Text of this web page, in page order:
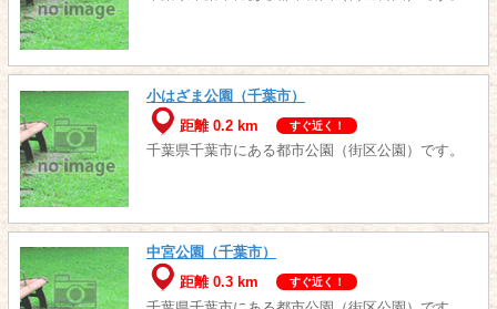
小はざま公園（千葉市）
距離 0.2 km
すぐ近く！
千葉県千葉市にある都市公園（街区公園）です。
中宮公園（千葉市）
距離 0.3 km
すぐ近く！